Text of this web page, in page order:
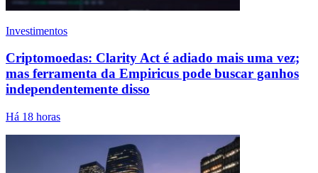
Investimentos
Criptomoedas: Clarity Act é adiado mais uma vez;
mas ferramenta da Empiricus pode buscar ganhos
independentemente disso
Há 18 horas